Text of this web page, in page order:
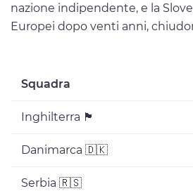
nazione indipendente, e la
Europei dopo venti anni,
Squadra
Inghilterra 🏴
Danimarca 🇩🇰
Serbia 🇷🇸